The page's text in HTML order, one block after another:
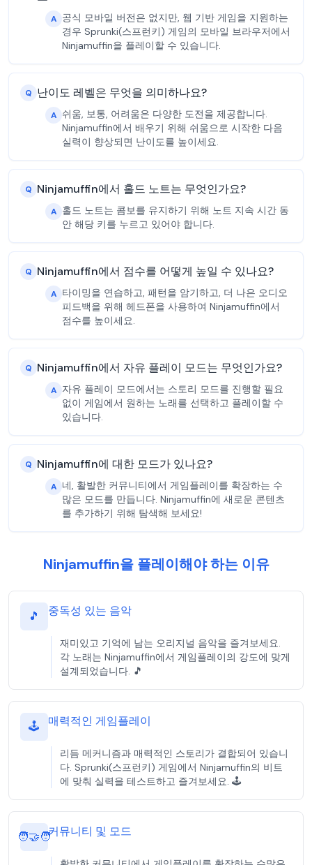
A 공식 모바일 버전은 없지만, 웹 기반 게임을 지원하는
경우 Sprunki(스프런키) 게임의 모바일 브라우저에서
Ninjamuffin을 플레이할 수 있습니다.
Q 난이도 레벨은 무엇을 의미하나요?
A 쉬움, 보통, 어려움은 다양한 도전을 제공합니다.
Ninjamuffin에서 배우기 위해 쉬움으로 시작한 다음
실력이 향상되면 난이도를 높이세요.
Q Ninjamuffin에서 홀드 노트는 무엇인가요?
A 홀드 노트는 콤보를 유지하기 위해 노트 지속 시간 동
안 해당 키를 누르고 있어야 합니다.
Q Ninjamuffin에서 점수를 어떻게 높일 수 있나요?
A 타이밍을 연습하고, 패턴을 암기하고, 더 나은 오디오
피드백을 위해 헤드폰을 사용하여 Ninjamuffin에서
점수를 높이세요.
Q Ninjamuffin에서 자유 플레이 모드는 무엇인가요?
A 자유 플레이 모드에서는 스토리 모드를 진행할 필요
없이 게임에서 원하는 노래를 선택하고 플레이할 수
있습니다.
Q Ninjamuffin에 대한 모드가 있나요?
A 네, 활발한 커뮤니티에서 게임플레이를 확장하는 수
많은 모드를 만듭니다. Ninjamuffin에 새로운 콘텐츠
를 추가하기 위해 탐색해 보세요!
Ninjamuffin을 플레이해야 하는 이유
🎵 중독성 있는 음악
재미있고 기억에 남는 오리지널 음악을 즐겨보세요.
각 노래는 Ninjamuffin에서 게임플레이의 강도에 맞게
설계되었습니다. 🎵
🕹️ 매력적인 게임플레이
리듬 메커니즘과 매력적인 스토리가 결합되어 있습니
다. Sprunki(스프런키) 게임에서 Ninjamuffin의 비트
에 맞춰 실력을 테스트하고 즐겨보세요. 🕹️
🧑‍🤝‍🧑커뮤니티 및 모드